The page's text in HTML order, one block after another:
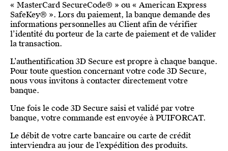
« MasterCard SecureCode® » ou « American Express
SafeKey® ». Lors du paiement, la banque demande des
informations personnelles au Client afin de vérifier
l’identité du porteur de la carte de paiement et de valider
la transaction.
L’authentification 3D Secure est propre à chaque banque.
Pour toute question concernant votre code 3D Secure,
nous vous invitons à contacter directement votre
banque.
Une fois le code 3D Secure saisi et validé par votre
banque, votre commande est envoyée à PUIFORCAT.
Le débit de votre carte bancaire ou carte de crédit
interviendra au jour de l’expédition des produits.